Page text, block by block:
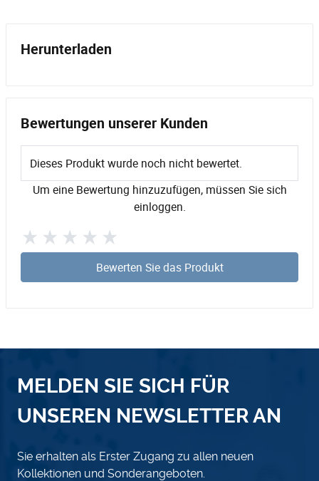
Herunterladen
Bewertungen unserer Kunden
Dieses Produkt wurde noch nicht bewertet.
Um eine Bewertung hinzuzufügen, müssen Sie sich
einloggen.
Bewerten Sie das Produkt
MELDEN SIE SICH FÜR
UNSEREN NEWSLETTER AN
Sie erhalten als Erster Zugang zu allen neuen
Kollektionen und Sonderangeboten.